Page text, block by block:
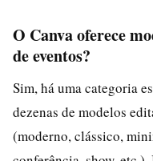
O Canva oferece
de eventos?
Sim, há uma categoria
dezenas de modelos
(moderno, clássico,